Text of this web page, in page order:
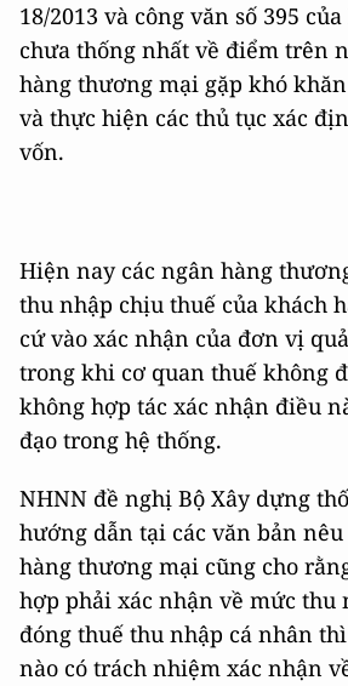
18/2013 và công văn số 395
chưa thống nhất về điểm trên
hàng thương mại gặp khó
và thực hiện các thủ tục xác
vốn.
Hiện nay các ngân hàng
thu nhập chịu thuế của khách
cứ vào xác nhận của đơn vị
trong khi cơ quan thuế không
không hợp tác xác nhận điều
đạo trong hệ thống.
NHNN đề nghị Bộ Xây dựng
hướng dẫn tại các văn bản
hàng thương mại cũng cho
hợp phải xác nhận về mức thu
đóng thuế thu nhập cá nhân
nào có trách nhiệm xác nhận